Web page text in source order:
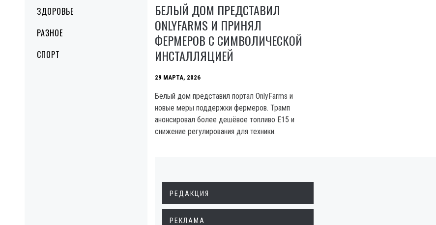
ЗДОРОВЬЕ
РАЗНОЕ
СПОРТ
БЕЛЫЙ ДОМ ПРЕДСТАВИЛ
ONLYFARMS И ПРИНЯЛ
ФЕРМЕРОВ С СИМВОЛИЧЕСКОЙ
ИНСТАЛЛЯЦИЕЙ
29 МАРТА, 2026
Белый дом представил портал OnlyFarms и
новые меры поддержки фермеров. Трамп
анонсировал более дешёвое топливо E15 и
снижение регулирования для техники.
РЕДАКЦИЯ
РЕКЛАМА